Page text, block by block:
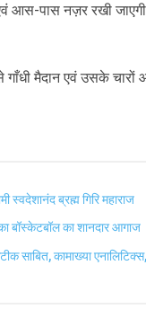
आस-पास नज़र रखी जाएगी
मैदान एवं उसके चारों
स्वदेशानंद ब्रह्म गिरि महाराज
बॉस्केटबॉल का शानदार आगाज
साबित, कामाख्या